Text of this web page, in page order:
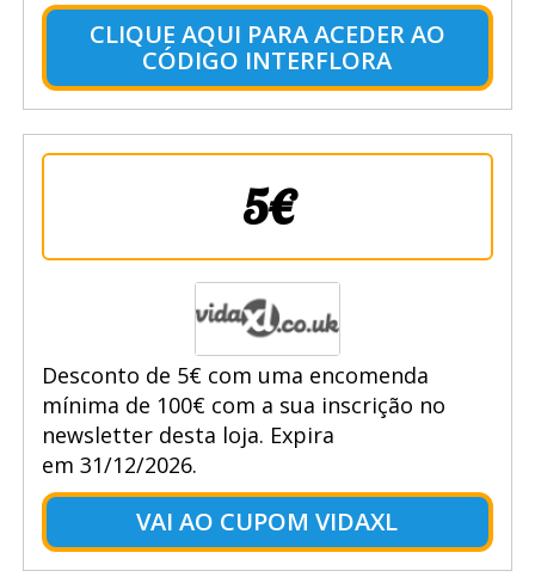
CLIQUE AQUI PARA ACEDER AO
CÓDIGO INTERFLORA
5€
Desconto de 5€ com uma encomenda
mínima de 100€ com a sua inscrição no
newsletter desta loja. Expira
em 31/12/2026.
VAI AO CUPOM VIDAXL